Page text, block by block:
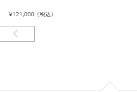
-日付早修正機能
¥121,000（税込）